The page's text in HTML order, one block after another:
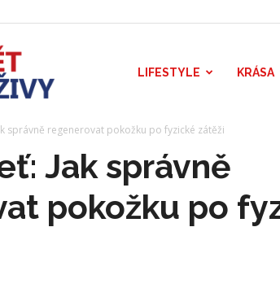
Výživy
LIFESTYLE KRÁSA
správně regenerovat pokožku po fyzické zátěži
Jak správně
pokožku po